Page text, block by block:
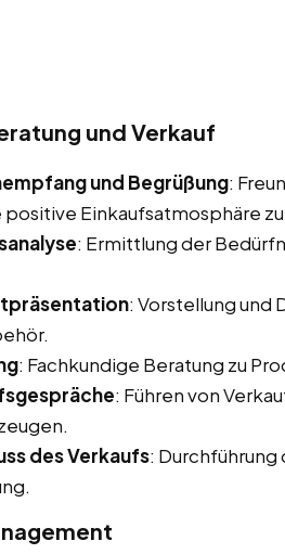
und Verkauf
und Begrüßung:
positive Einkaufsatmosphäre
: Ermittlung der
: Vorstellung und
: Fachkundige Beratung zu
: Führen von
des Verkaufs: